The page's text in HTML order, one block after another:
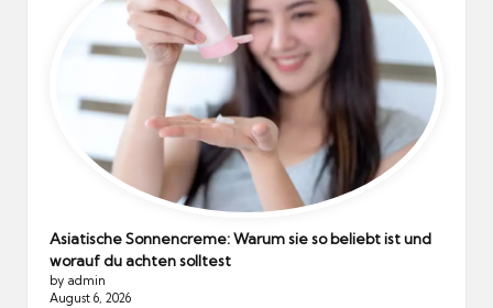
Asiatische Sonnencreme: Warum sie so beliebt ist und
worauf du achten solltest
by admin
August 6, 2026